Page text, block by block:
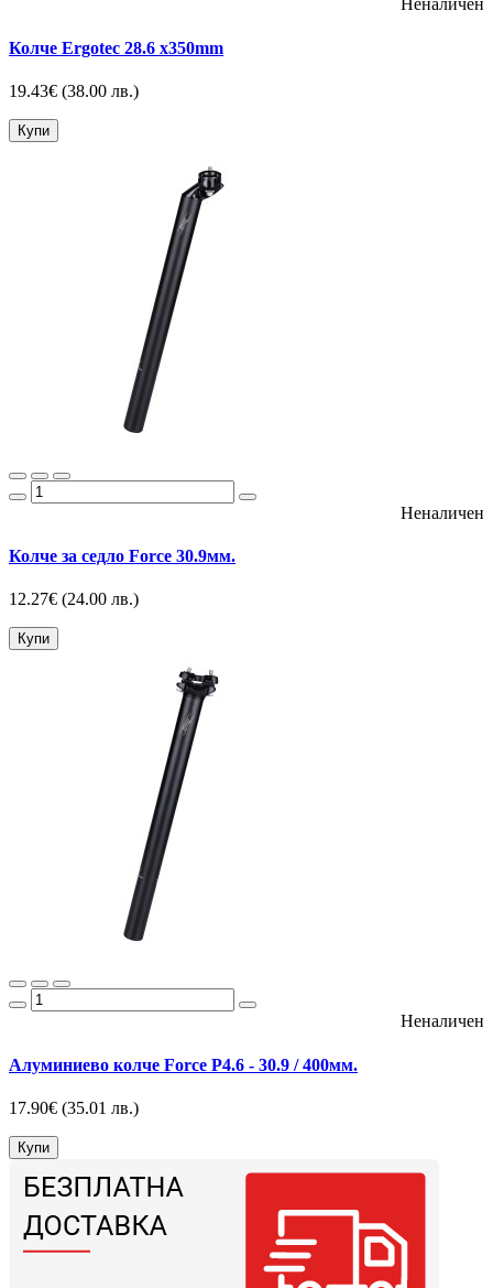
Неналичен
Колче Ergotec 28.6 x350mm
19.43€ (38.00 лв.)
Купи
Неналичен
Колче за седло Force 30.9мм.
12.27€ (24.00 лв.)
Купи
Неналичен
Алуминиево колче Force P4.6 - 30.9 / 400мм.
17.90€ (35.01 лв.)
Купи